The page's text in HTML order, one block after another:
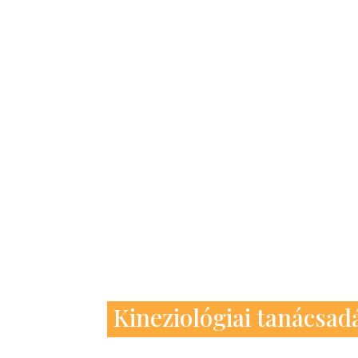
Kineziológiai